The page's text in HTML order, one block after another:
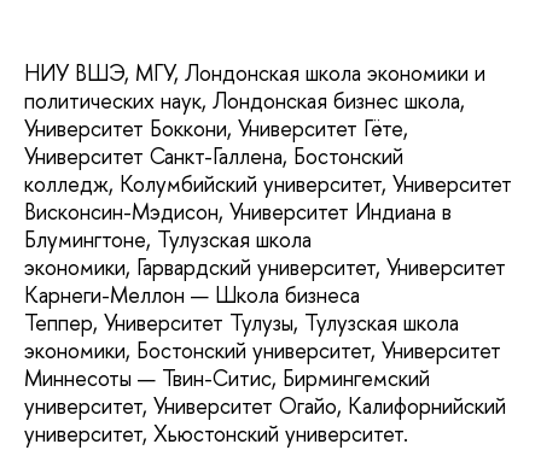
НИУ ВШЭ, МГУ, Лондонская школа экономики и
политических наук, Лондонская бизнес школа,
Университет Боккони, Университет Гёте,
Университет Санкт-Галлена, Бостонский
колледж, Колумбийский университет, Университет
Висконсин-Мэдисон, Университет Индиана в
Блумингтоне, Тулузская школа
экономики, Гарвардский университет, Университет
Карнеги-Меллон — Школа бизнеса
Теппер, Университет Тулузы, Тулузская школа
экономики, Бостонский университет, Университет
Миннесоты — Твин-Ситис, Бирмингемский
университет, Университет Огайо, Калифорнийский
университет, Хьюстонский университет.